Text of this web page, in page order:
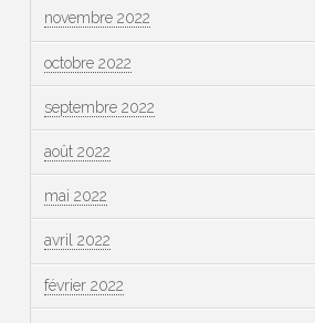
novembre 2022
octobre 2022
septembre 2022
août 2022
mai 2022
avril 2022
février 2022